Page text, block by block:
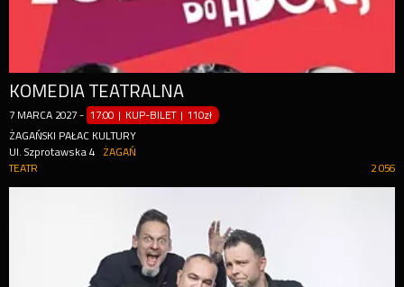
KOMEDIA TEATRALNA
7 MARCA 2027 - 17:00 | KUP-BILET |110zł
ŻAGAŃSKI PAŁAC KULTURY
Ul. Szprotawska 4
ŻAGAŃ
2 056
TEATR